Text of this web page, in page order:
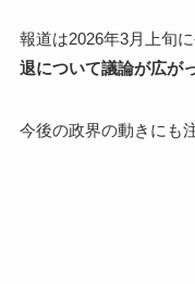
報道は2026年3月上旬に
退について議論が広が
今後の政界の動きにも